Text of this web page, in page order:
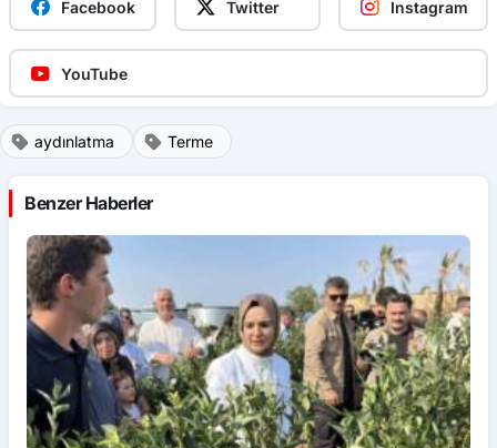
Facebook Twitter Instagram
YouTube
aydınlatma Terme
Benzer Haberler